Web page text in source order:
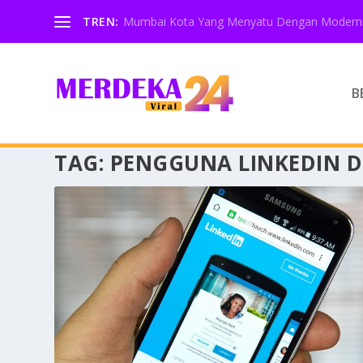
TREN: Mumbai Kota Yang Menyatu Dengan
TAG: PENGGUNA LINKEDIN